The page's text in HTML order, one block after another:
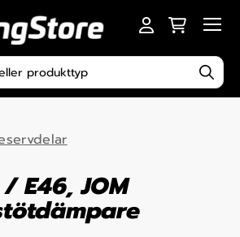
E46, JOM